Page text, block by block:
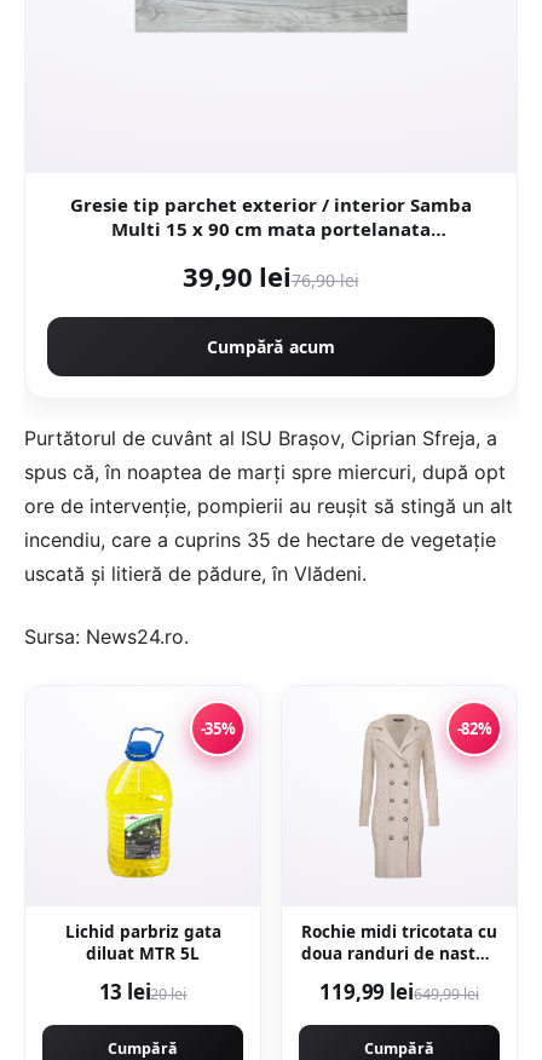
Gresie tip parchet exterior / interior Samba
Multi 15 x 90 cm mata portelanata
39,90 lei76,90 lei
Cumpără acum
Purtătorul de cuvânt al ISU Brașov, Ciprian Sfreja, a
spus că, în noaptea de marți spre miercuri, după opt
ore de intervenție, pompierii au reușit să stingă un alt
incendiu, care a cuprins 35 de hectare de vegetație
uscată și litieră de pădure, în Vlădeni.
Sursa: News24.ro.
-35%
Lichid parbriz gata
diluat MTR 5L
13 lei20 lei
Cumpără
-82%
Rochie midi tricotata cu
doua randuri de nasturi
119,99 lei649,99 lei
Cumpără